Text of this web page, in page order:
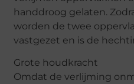
handdroog gelaten.
worden de twee
vastgezet en is de
Grote houdkracht
Omdat de verlijming